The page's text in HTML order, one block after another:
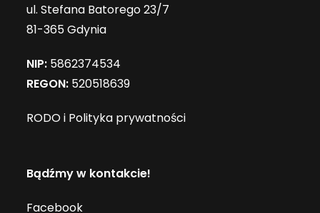
ul. Stefana Batorego 23/7
81-365 Gdynia
NIP: 5862374534
REGON: 520518639
RODO i Polityka prywatności
Bądźmy w kontakcie!
Facebook